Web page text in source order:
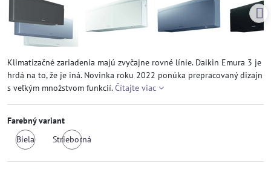
Klimatizačné zariadenia majú zvyčajne rovné línie. Daikin Emura 3 je
hrdá na to, že je iná. Novinka roku 2022 ponúka prepracovaný dizajn
s veľkým množstvom funkcií.Čítajte viac
Farebný variant
Biela
Strieborná